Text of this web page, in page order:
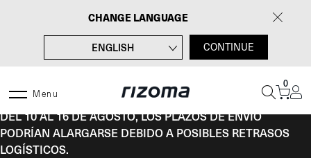
contenido
CHANGE LANGUAGE
ENGLISH
DEUTSCH
ITALIANO
CONTINUE
Menu
0
DEL 10 AL 16 DE AGOSTO, LOS PLAZOS DE ENVÍO
PODRÍAN ALARGARSE DEBIDO A POSIBLES RETRASOS
LOGÍSTICOS.